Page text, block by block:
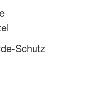
Schutz